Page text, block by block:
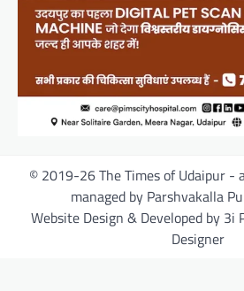
© 2019-26 The Times of Udaipur -
managed by Parshvakalla
Website Design & Developed by 3i
Designer